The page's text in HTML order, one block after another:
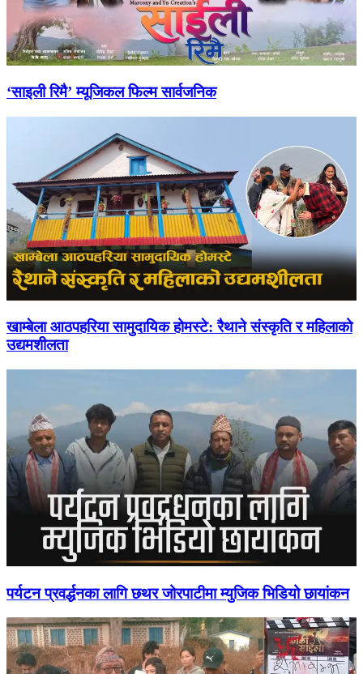
‘साइली रिमै’ म्यूजिकल फिल्म सार्वजनिक
खाम्बेला आठपहरिया सामुदायिक होमस्टे: रैथाने संस्कृति र महिलाको
उद्यमशीलता
पर्यटन प्रवर्द्धनका लागि छथर जोरपाटीमा म्युजिक भिडियो छायांकन